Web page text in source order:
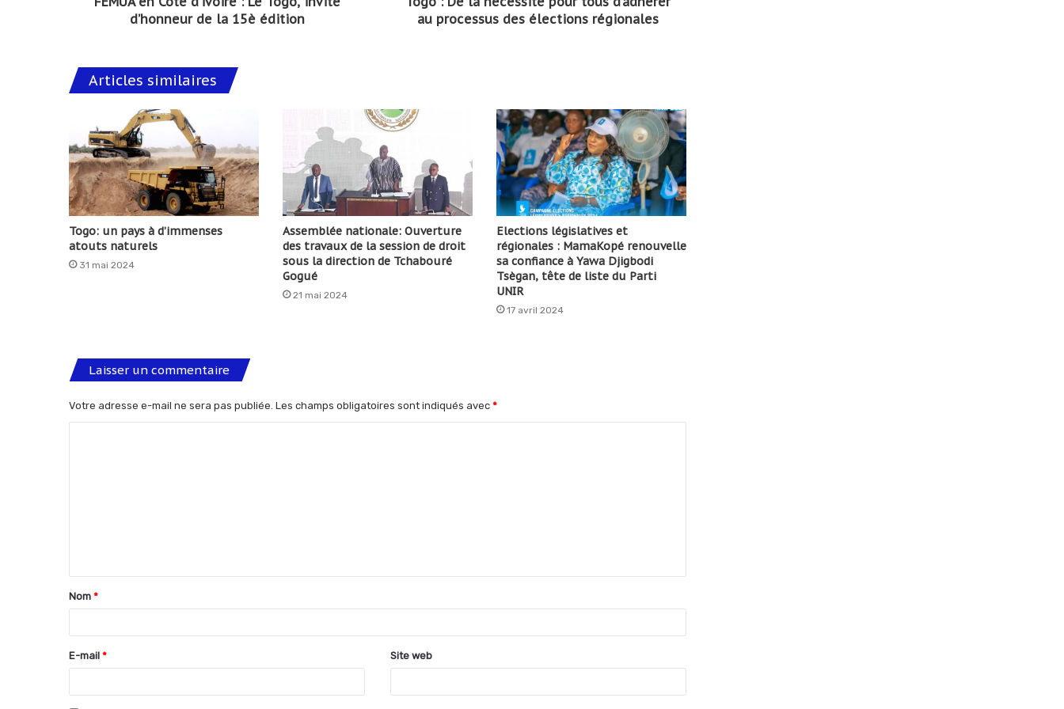
d’honneur de la 15è édition
au processus des élections régionales
Articles similaires
Togo: un pays à d’immenses
atouts naturels
31 mai 2024
Assemblée nationale: Ouverture
des travaux de la session de droit
sous la direction de Tchabouré
Gogué
21 mai 2024
Elections législatives et
régionales : MamaKopé renouvelle
sa confiance à Yawa Djigbodi
Tsègan, tête de liste du Parti
UNIR
17 avril 2024
Laisser un commentaire
Votre adresse e-mail ne sera pas publiée. Les champs obligatoires sont indiqués avec *
t
a
e
*
Nom *
E-mail * Site web